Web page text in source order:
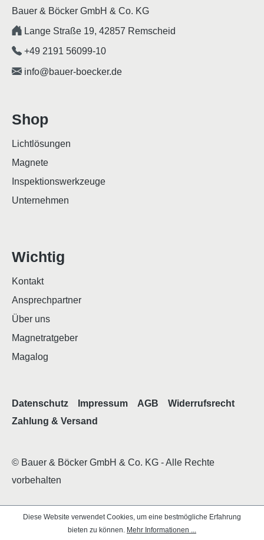
Bauer & Böcker GmbH & Co. KG
Lange Straße 19, 42857 Remscheid
+49 2191 56099-10
info@bauer-boecker.de
Shop
Lichtlösungen
Magnete
Inspektionswerkzeuge
Unternehmen
Wichtig
Kontakt
Ansprechpartner
Über uns
Magnetratgeber
Magalog
© Bauer & Böcker GmbH & Co. KG - Alle Rechte
vorbehalten
Datenschutz Impressum AGB
Widerrufsrecht
Zahlung & Versand
Diese Website verwendet Cookies, um eine bestmögliche Erfahrung
bieten zu können. Mehr Informationen ...